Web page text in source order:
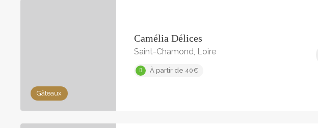
Gâteaux
Camélia Délices
Saint-Chamond, Loire
À partir de 40€